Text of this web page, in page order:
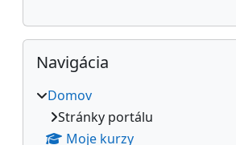
Preskočiť Navigácia
Navigácia
Domov
Stránky portálu
Moje kurzy